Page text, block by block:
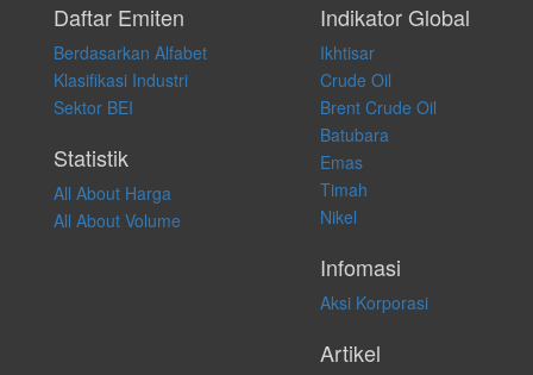
pribadi. Kami tidak memberi anjuran, saran, rekomendasi untuk
membeli, menjual atau melakukan aktivitas lain yang terkait dengan
transaksi perdagangan apapun, dan kami tidak bertanggung jawab
atas keputusan investasi yang dilakukan dalam kondisi dan situasi
apapun juga, yang diakibatkan secara langsung maupun tidak
langsung atas konten pada website ini.
Daftar Emiten
Berdasarkan Alfabet
Klasifikasi Industri
Sektor BEI
Statistik
All About Harga
All About Volume
Indikator Global
Ikhtisar
Crude Oil
Brent Crude Oil
Batubara
Emas
Timah
Nikel
Infomasi
Aksi Korporasi
Artikel